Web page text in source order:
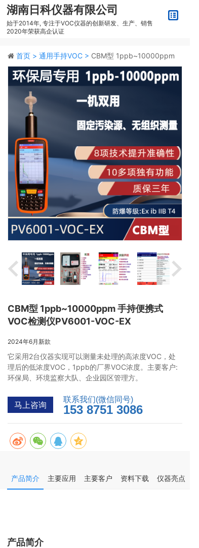
湖南日科仪器有限公司
始于2014年, 专注于VOC仪器的创新研发、生产、销售
2020年荣获高企认证
首页 > 通用手持VOC > CBM型 1ppb~10000ppm
手持便携式VOC检测仪PV6001-VOC-EX
CBM型 1ppb~10000ppm 手持便携式
VOC检测仪PV6001-VOC-EX
2024年6月新款
它采用2台仪器实现可以测量未处理的高浓度VOC，处
理后的低浓度VOC，1ppb的厂界VOC浓度。主要客户:
环保局、环境监察大队、企业园区管理方。
马上咨询 联系我们(微信同号)
153 8751 3086
产品简介 主要应用 主要客户 资料下载 仪器亮点
产品简介